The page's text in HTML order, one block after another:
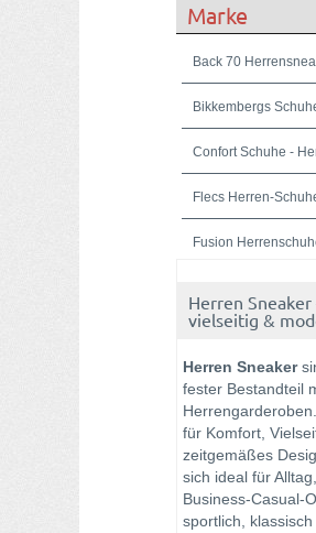
Marke
Back 70
Bikkembergs
Confort Schuhe -
Flecs Herren-
Fusion
Kamo Gutsu
Lloyd Schuhe
Lorenzi
Maurizi
Herren
vielseitig &
Herren Sneaker
fester Bestandteil
für Komfort,
zeitgemäßes
sich ideal für
Business-Casual-
sportlich,